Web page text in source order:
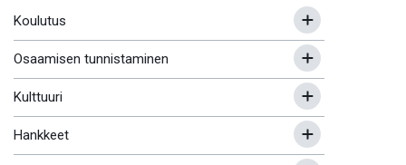
Koulutus
Osaamisen tunnistaminen
Kulttuuri
Hankkeet